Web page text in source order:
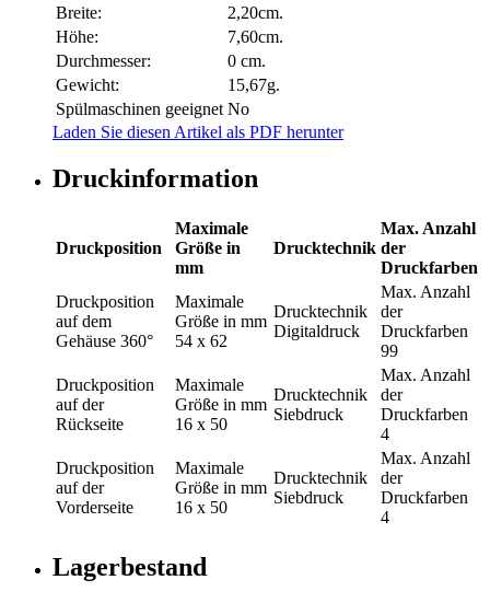
Breite:
2,20cm.
Höhe:
7,60cm.
Durchmesser:
0 cm.
Gewicht:
15,67g.
Spülmaschinen geeignet No
Laden Sie diesen Artikel als PDF herunter
Druckinformation
Druckposition
Maximale
Größe in
mm
Drucktechnik
Max. Anzahl
der
Druckfarben
Druckposition
auf dem
Gehäuse 360°
Maximale
Größe in mm
54 x 62
Drucktechnik
Digitaldruck
Max. Anzahl
der
Druckfarben
99
Druckposition
auf der
Rückseite
Maximale
Größe in mm
16 x 50
Drucktechnik
Siebdruck
Max. Anzahl
der
Druckfarben
4
Druckposition
auf der
Vorderseite
Maximale
Größe in mm
16 x 50
Drucktechnik
Siebdruck
Max. Anzahl
der
Druckfarben
4
Lagerbestand